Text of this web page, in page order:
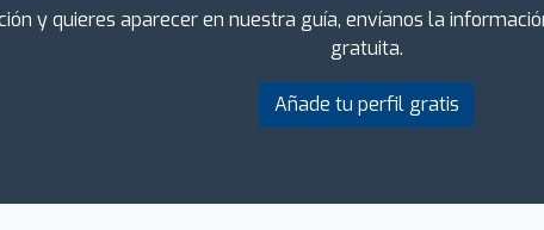
y quieres aparecer en nuestra guía, envíanos la
gratuita.
Añade tu perfil gratis